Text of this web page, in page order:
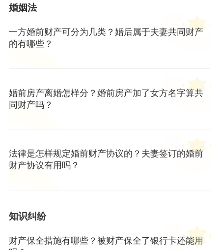
婚姻法
一方婚前财产可分为几类？婚后属于夫妻共同财产
的有哪些？
婚前房产离婚怎样分？婚前房产加了女方名字算共
同财产吗？
法律是怎样规定婚前财产协议的？夫妻签订的婚前
财产协议有用吗？
知识纠纷
财产保全措施有哪些？被财产保全了银行卡还能用